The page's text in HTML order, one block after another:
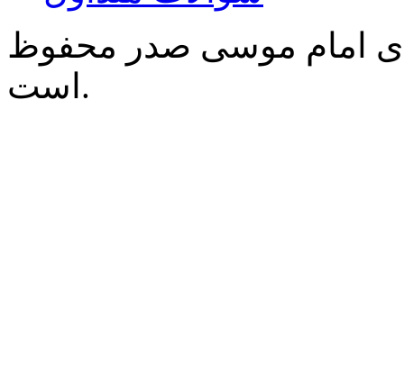
امام موسی صدر محفوظ
است.